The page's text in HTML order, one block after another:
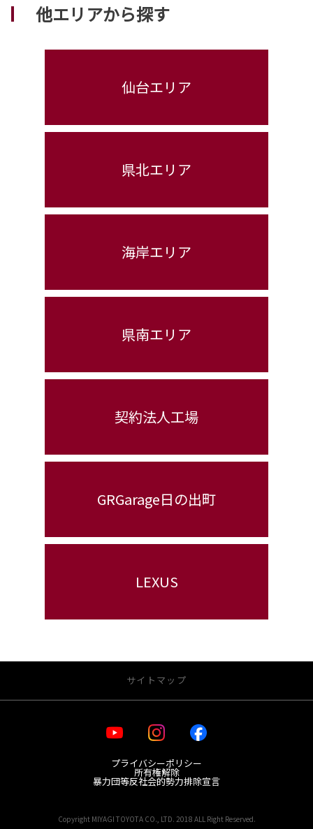
他エリアから探す
仙台エリア
県北エリア
海岸エリア
県南エリア
契約法人工場
GRGarage日の出町
LEXUS
サイトマップ
・新車を探す
プライバシーポリシー
所有権解除
暴力団等反社会的勢力排除宣言
Copyright MIYAGI TOYOTA CO., LTD. 2018 ALL Right Reserved.